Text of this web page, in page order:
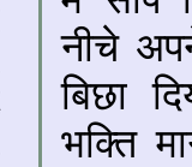
नीचे
बिछा
भक्ति